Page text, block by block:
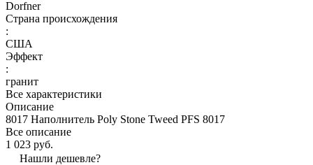
Dorfner
Страна происхождения
:
США
Эффект
:
гранит
Все характеристики
Описание
8017 Наполнитель Poly Stone Tweed PFS 8017
Все описание
1 023 руб.
Нашли дешевле?